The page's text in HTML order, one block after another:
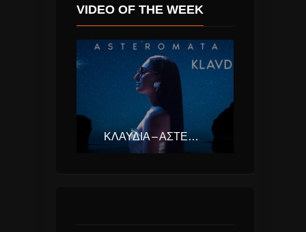
VIDEO OF THE WEEK
ΚΛΑΥΔΊΑ – ΑΣΤΕΡΟΜΆΤΑ (EUROVISION ΕΛΛΆΔΑ 2025)